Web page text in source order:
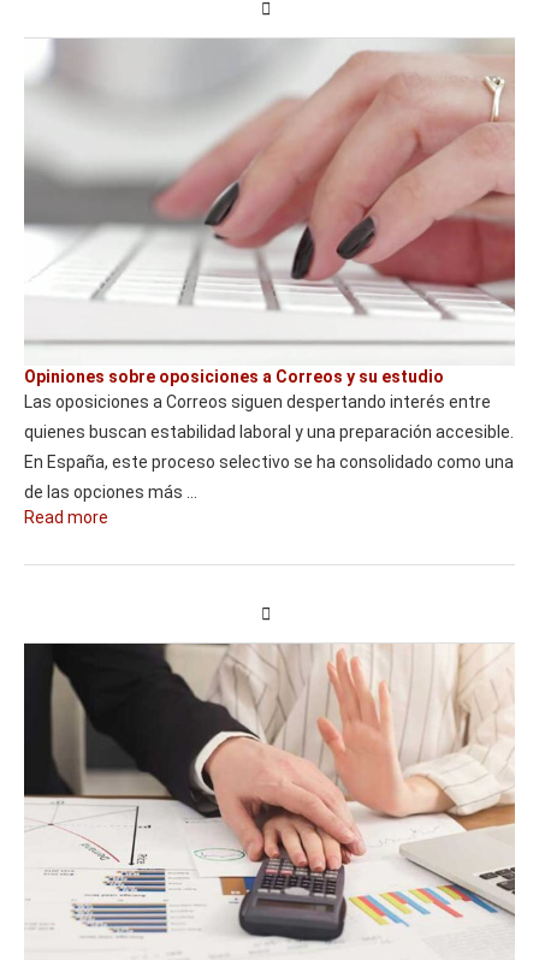
Opiniones sobre oposiciones a Correos y su estudio
Las oposiciones a Correos siguen despertando interés entre
quienes buscan estabilidad laboral y una preparación accesible.
En España, este proceso selectivo se ha consolidado como una
de las opciones más …
Read more